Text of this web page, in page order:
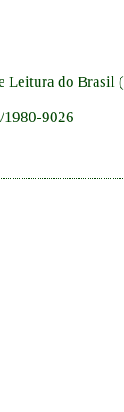
Leitura do Brasil
9026